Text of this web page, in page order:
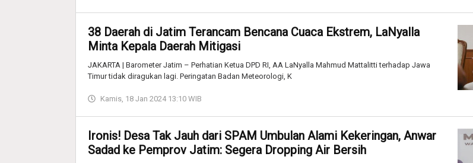
38 Daerah di Jatim Terancam Bencana Cuaca Ekstrem, LaNyalla
Minta Kepala Daerah Mitigasi
JAKARTA | Barometer Jatim – Perhatian Ketua DPD RI, AA LaNyalla Mahmud Mattalitti terhadap Jawa
Timur tidak diragukan lagi. Peringatan Badan Meteorologi, K
Kamis, 18 Jan 2024 13:10 WIB
Ironis! Desa Tak Jauh dari SPAM Umbulan Alami Kekeringan, Anwar
Sadad ke Pemprov Jatim: Segera Dropping Air Bersih